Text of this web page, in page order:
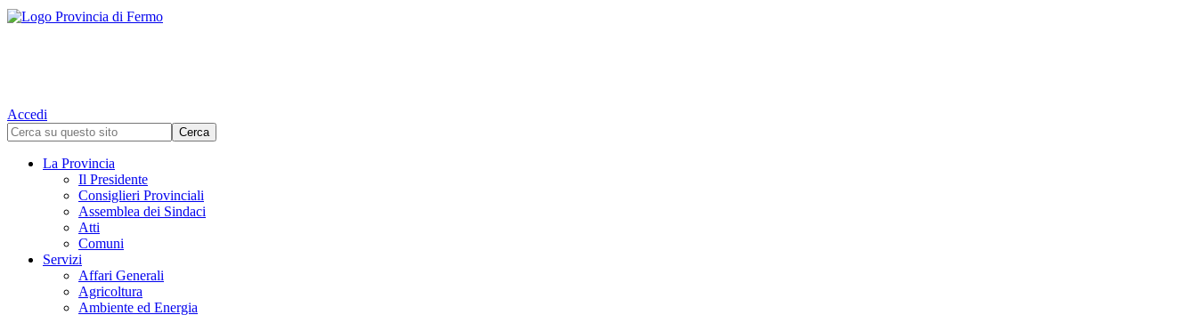
Accedi
La Provincia
Il Presidente
Consiglieri Provinciali
Assemblea dei Sindaci
Atti
Comuni
Servizi
Affari Generali
Agricoltura
Ambiente ed Energia